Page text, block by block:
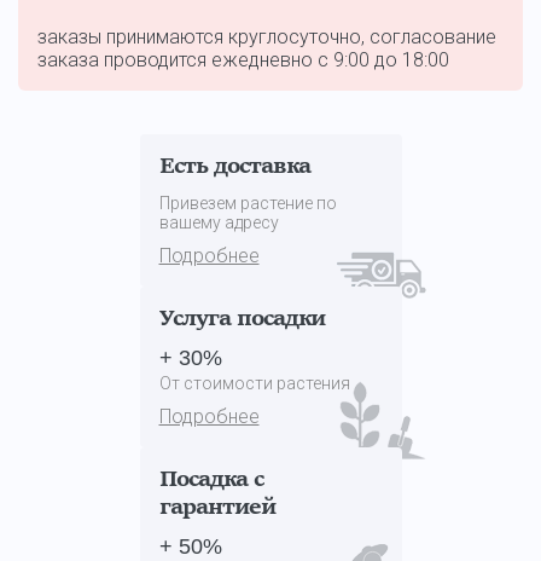
заказы принимаются круглосуточно, согласование
заказа проводится ежедневно с 9:00 до 18:00
Есть доставка
Привезем растение по
вашему адресу
Подробнее
Услуга посадки
+ 30%
От стоимости растения
Подробнее
Посадка с
гарантией
+ 50%